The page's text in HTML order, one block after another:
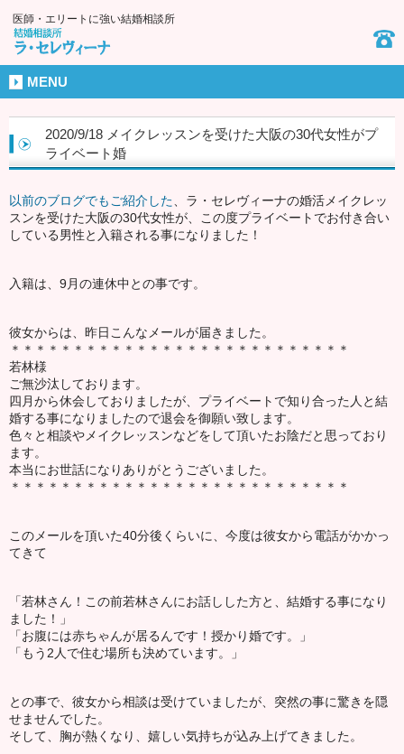
医師・エリートに強い結婚相談所
MENU
2020/9/18 メイクレッスンを受けた大阪の30代女性がプ
ライベート婚
以前のブログでもご紹介した 、ラ・セレヴィーナの婚活メイクレッ
スンを受けた大阪の30代女性が、この度プライベートでお付き合い
している男性と入籍される事になりました！
入籍は、9月の連休中との事です。
彼女からは、昨日こんなメールが届きました。
＊＊＊＊＊＊＊＊＊＊＊＊＊＊＊＊＊＊＊＊＊＊＊＊＊＊＊
若林様
ご無沙汰しております。
四月から休会しておりましたが、プライベートで知り合った人と結
婚する事になりましたので退会を御願い致します。
色々と相談やメイクレッスンなどをして頂いたお陰だと思っており
ます。
本当にお世話になりありがとうございました。
＊＊＊＊＊＊＊＊＊＊＊＊＊＊＊＊＊＊＊＊＊＊＊＊＊＊＊
このメールを頂いた40分後くらいに、今度は彼女から電話がかかっ
てきて
「若林さん！この前若林さんにお話しした方と、結婚する事になり
ました！」
「お腹には赤ちゃんが居るんです！授かり婚です。」
「もう2人で住む場所も決めています。」
との事で、彼女から相談は受けていましたが、突然の事に驚きを隠
せませんでした。
そして、胸が熱くなり、嬉しい気持ちが込み上げてきました。